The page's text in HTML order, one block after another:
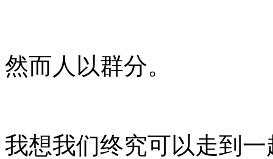
然而人以群分。
我想我们终究可以走到